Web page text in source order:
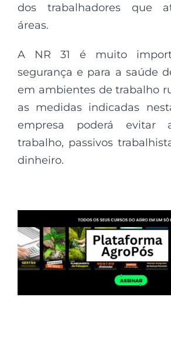
dos trabalhadores que
áreas.
A NR 31 é muito
segurança e para a saúde
em ambientes de trabalho
as medidas indicadas
empresa poderá evitar
trabalho, passivos
dinheiro.